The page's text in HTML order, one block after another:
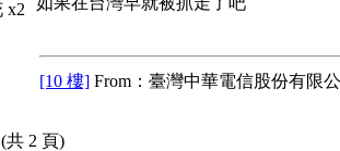
x2
[10 樓] From：臺灣中華電信股份有限
(共 2 頁)